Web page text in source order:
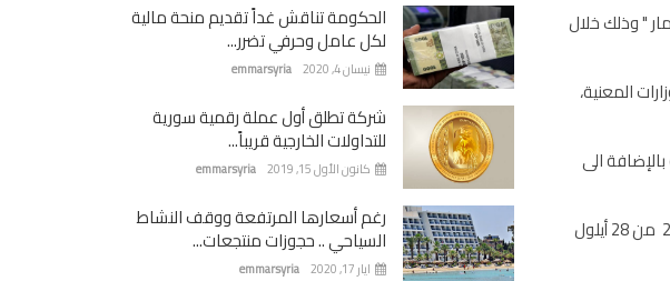
" وذلك خلال
المعنية،
الى
وتقيم مؤسسة الباشق بشكل سنوي معرض إعادة إعمار سورية، وستقام الدورة الحالية للمعرض عمرها 2022 من 28 أيلول
الحكومة تناقش غداً تقديم منحة مالية
لكل عامل وحرفي تضرر...
emmarsyria نيسان 4, 2020
شركة تطلق أول عملة رقمية سورية
للتداولات الخارجية قريباً...
emmarsyria كانون الأول 15, 2019
رغم أسعارها المرتفعة ووقف النشاط
السياحي .. حجوزات منتجعات...
emmarsyria ايار 17, 2020